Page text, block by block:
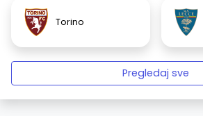
Torino
Pregledaj sve